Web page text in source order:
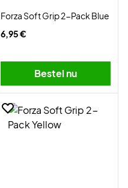
Forza Soft Grip 2-Pack Blue
6,95 €
Bestel nu